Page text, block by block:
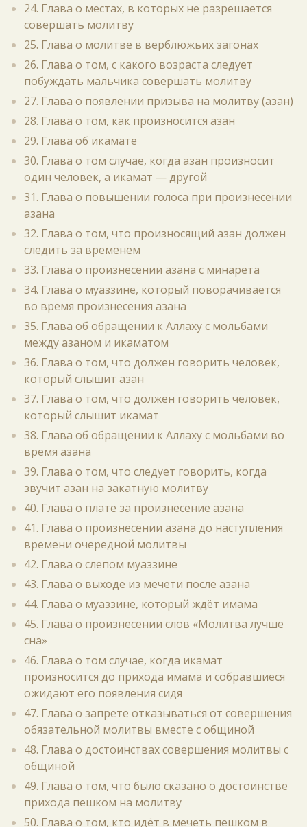
24. Глава о местах, в которых не разрешается
совершать молитву
25. Глава о молитве в верблюжьих загонах
26. Глава о том, с какого возраста следует
побуждать мальчика совершать молитву
27. Глава о появлении призыва на молитву (азан)
28. Глава о том, как произносится азан
29. Глава об икамате
30. Глава о том случае, когда азан произносит
один человек, а икамат — другой
31. Глава о повышении голоса при произнесении
азана
32. Глава о том, что произносящий азан должен
следить за временем
33. Глава о произнесении азана с минарета
34. Глава о муаззине, который поворачивается
во время произнесения азана
35. Глава об обращении к Аллаху с мольбами
между азаном и икаматом
36. Глава о том, что должен говорить человек,
который слышит азан
37. Глава о том, что должен говорить человек,
который слышит икамат
38. Глава об обращении к Аллаху с мольбами во
время азана
39. Глава о том, что следует говорить, когда
звучит азан на закатную молитву
40. Глава о плате за произнесение азана
41. Глава о произнесении азана до наступления
времени очередной молитвы
42. Глава о слепом муаззине
43. Глава о выходе из мечети после азана
44. Глава о муаззине, который ждёт имама
45. Глава о произнесении слов «Молитва лучше
сна»
46. Глава о том случае, когда икамат
произносится до прихода имама и собравшиеся
ожидают его появления сидя
47. Глава о запрете отказываться от совершения
обязательной молитвы вместе с общиной
48. Глава о достоинствах совершения молитвы с
общиной
49. Глава о том, что было сказано о достоинстве
прихода пешком на молитву
50. Глава о том, кто идёт в мечеть пешком в